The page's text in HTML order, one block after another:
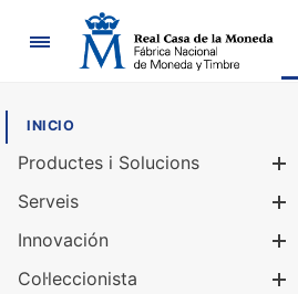
Navegació
INICIO
Productes i Solucions
Serveis
Innovación
Col·leccionista